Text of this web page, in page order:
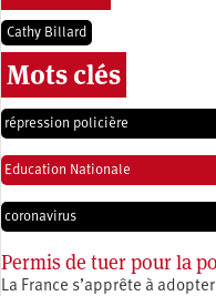
Cathy Billard
Mots clés
répression policière
Education Nationale
coronavirus
Permis de tuer pour la
La France s’apprête à